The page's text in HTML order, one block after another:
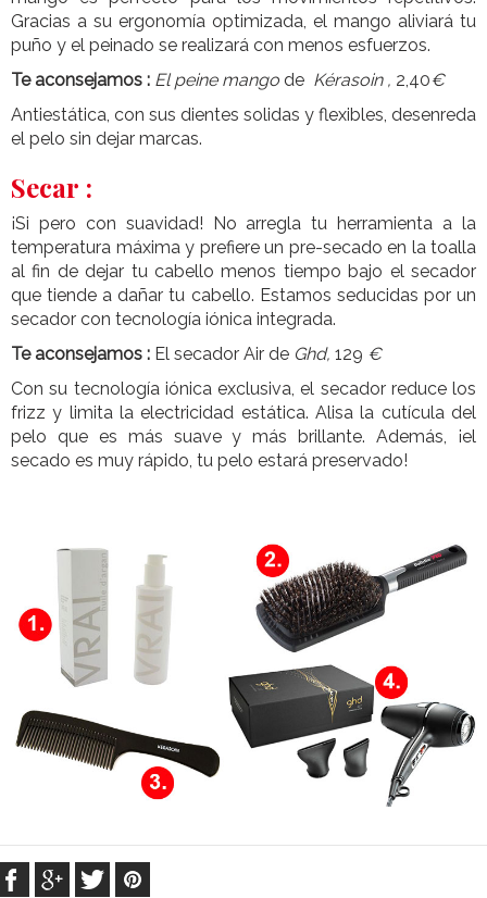
Gracias a su ergonomía optimizada, el mango aliviará tu
puño y el peinado se realizará con menos esfuerzos.
Te aconsejamos : El peine mango de Kérasoin , 2,40€
Antiestática, con sus dientes solidas y flexibles, desenreda
el pelo sin dejar marcas.
Secar :
¡Si pero con suavidad! No arregla tu herramienta a la
temperatura máxima y prefiere un pre-secado en la toalla
al fin de dejar tu cabello menos tiempo bajo el secador
que tiende a dañar tu cabello. Estamos seducidas por un
secador con tecnología iónica integrada.
Te aconsejamos : El secador Air de Ghd, 129 €
Con su tecnología iónica exclusiva, el secador reduce los
frizz y limita la electricidad estática. Alisa la cutícula del
pelo que es más suave y más brillante. Además, ¡el
secado es muy rápido, tu pelo estará preservado!